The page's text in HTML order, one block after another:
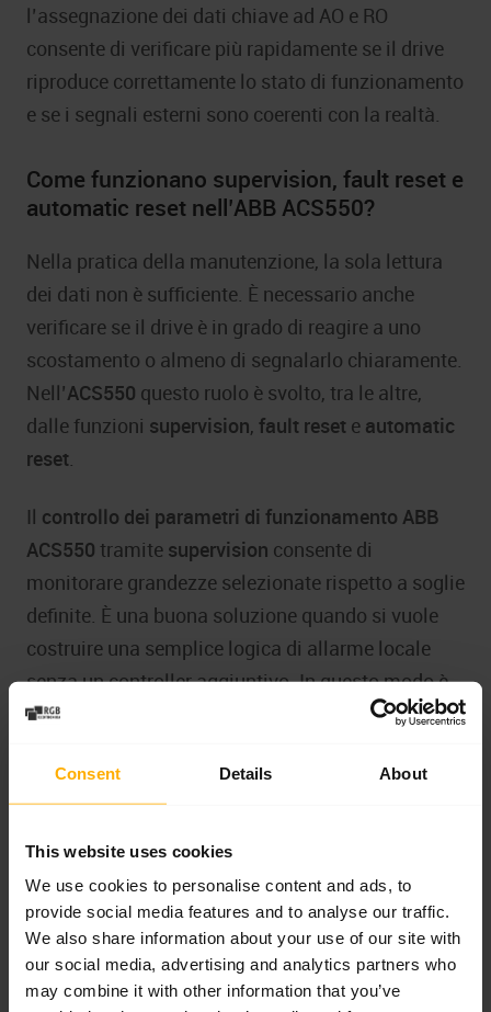
Consent Details About
This website uses cookies
We use cookies to personalise content and ads, to
provide social media features and to analyse our traffic.
We also share information about your use of our site with
our social media, advertising and analytics partners who
may combine it with other information that you’ve
l’assegnazione dei dati chiave ad AO e RO
consente di verificare più rapidamente se il drive
riproduce correttamente lo stato di funzionamento
e se i segnali esterni sono coerenti con la realtà.
Come funzionano supervision, fault reset e
automatic reset nell’ABB ACS550?
Nella pratica della manutenzione, la sola lettura
dei dati non è sufficiente. È necessario anche
verificare se il drive è in grado di reagire a uno
scostamento o almeno di segnalarlo chiaramente.
Nell’ACS550 questo ruolo è svolto, tra le altre,
dalle funzioni supervision, fault reset e automatic
reset.
Il controllo dei parametri di funzionamento ABB
ACS550 tramite supervision consente di
monitorare grandezze selezionate rispetto a soglie
definite. È una buona soluzione quando si vuole
costruire una semplice logica di allarme locale
senza un controller aggiuntivo. In questo modo è
possibile reagire al superamento della frequenza,
del segnale o a un altro parametro importante per
il processo.
deve provenire il reset del guasto. Questo è
importante nell’integrazione
con l’automazione superiore e nella progettazione
delle procedure di assistenza. Ancora più cautela